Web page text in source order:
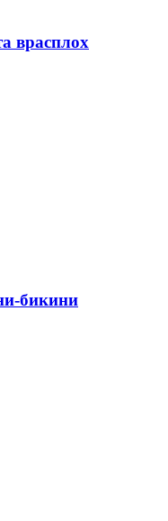
врасплох
бикини